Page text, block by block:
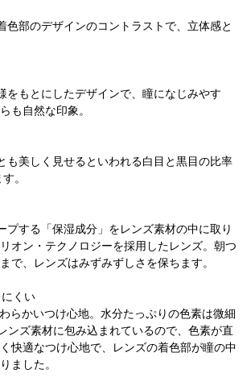
色部のデザインのコントラストで、立体感と
をもとにしたデザインで、瞳になじみやす
も自然な印象。
も美しく見せるといわれる白目と黒目の比率
。
プする「保湿成分」をレンズ素材の中に取り
オン・テクノロジーを採用したレンズ。朝つ
で、レンズはみずみずしさを保ちます。
くい
らかいつけ心地。水分たっぷりの色素は微細
ンズ素材に包み込まれているので、色素が直
快適なつけ心地で、レンズの着色部が瞳の中
ました。